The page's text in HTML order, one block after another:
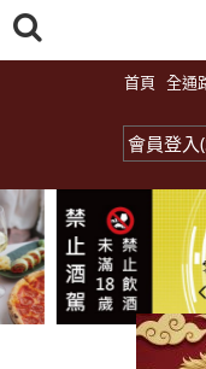
首頁 全通
會員登入